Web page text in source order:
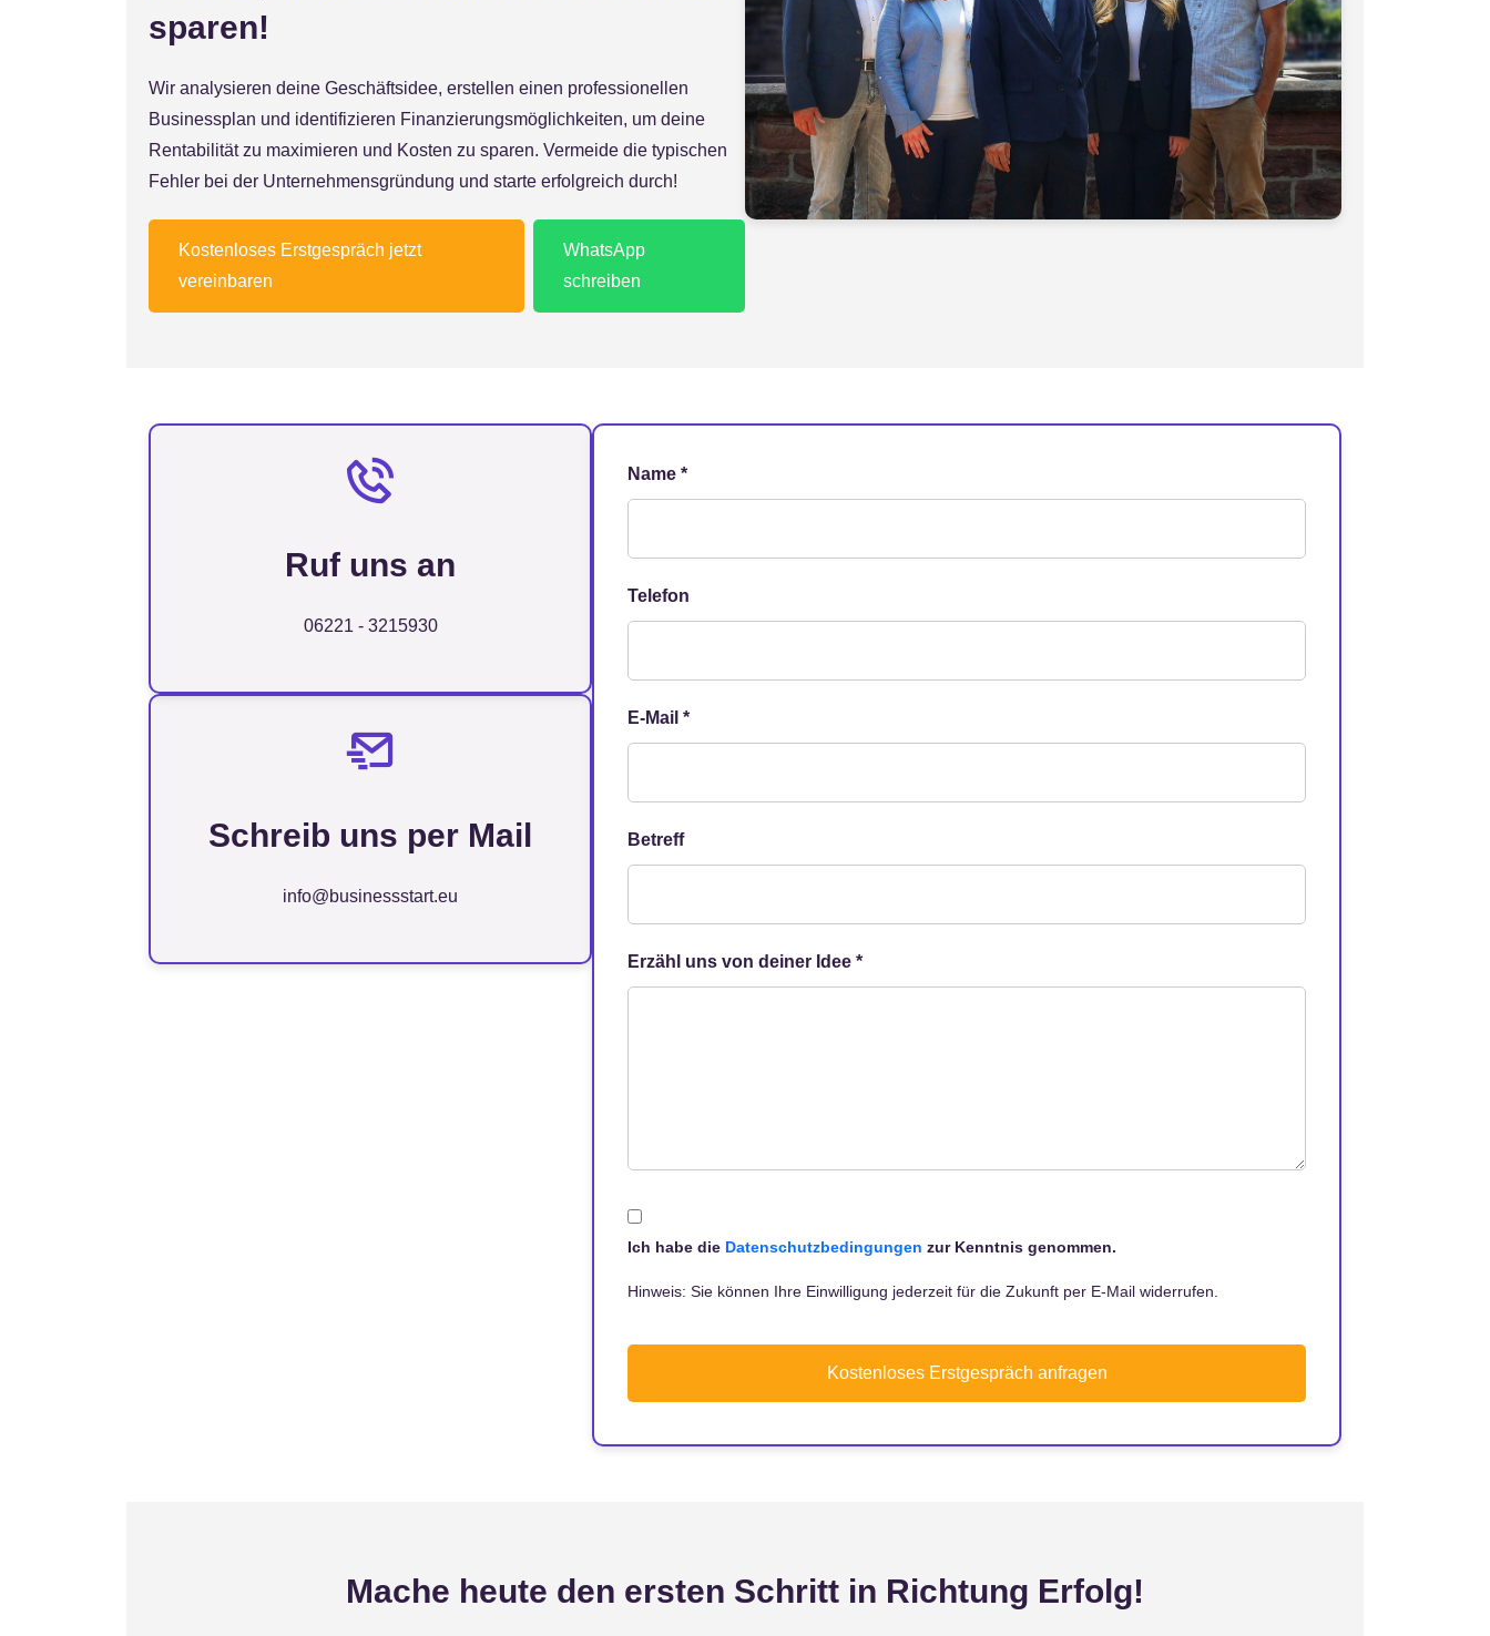
sparen!
Wir analysieren deine Geschäftsidee, erstellen einen professionellen
Businessplan und identifizieren Finanzierungsmöglichkeiten, um deine
Rentabilität zu maximieren und Kosten zu sparen. Vermeide die typischen
Fehler bei der Unternehmensgründung und starte erfolgreich durch!
Kostenloses Erstgespräch jetzt
vereinbaren
WhatsApp
schreiben
Ruf uns an
06221 - 3215930
Schreib uns per Mail
info@businessstart.eu
Name *
Telefon
E-Mail *
Betreff
Erzähl uns von deiner Idee *
Ich habe die Datenschutzbedingungen zur Kenntnis genommen.
Hinweis: Sie können Ihre Einwilligung jederzeit für die Zukunft per E-Mail widerrufen.
Kostenloses Erstgespräch anfragen
Mache heute den ersten Schritt in Richtung Erfolg!